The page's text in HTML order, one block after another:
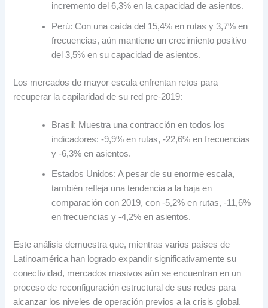
incremento del 6,3% en la capacidad de asientos.
Perú: Con una caída del 15,4% en rutas y 3,7% en
frecuencias, aún mantiene un crecimiento positivo
del 3,5% en su capacidad de asientos.
Los mercados de mayor escala enfrentan retos para
recuperar la capilaridad de su red pre-2019:
Brasil: Muestra una contracción en todos los
indicadores: -9,9% en rutas, -22,6% en frecuencias
y -6,3% en asientos.
Estados Unidos: A pesar de su enorme escala,
también refleja una tendencia a la baja en
comparación con 2019, con -5,2% en rutas, -11,6%
en frecuencias y -4,2% en asientos.
Este análisis demuestra que, mientras varios países de
Latinoamérica han logrado expandir significativamente su
conectividad, mercados masivos aún se encuentran en un
proceso de reconfiguración estructural de sus redes para
alcanzar los niveles de operación previos a la crisis global.